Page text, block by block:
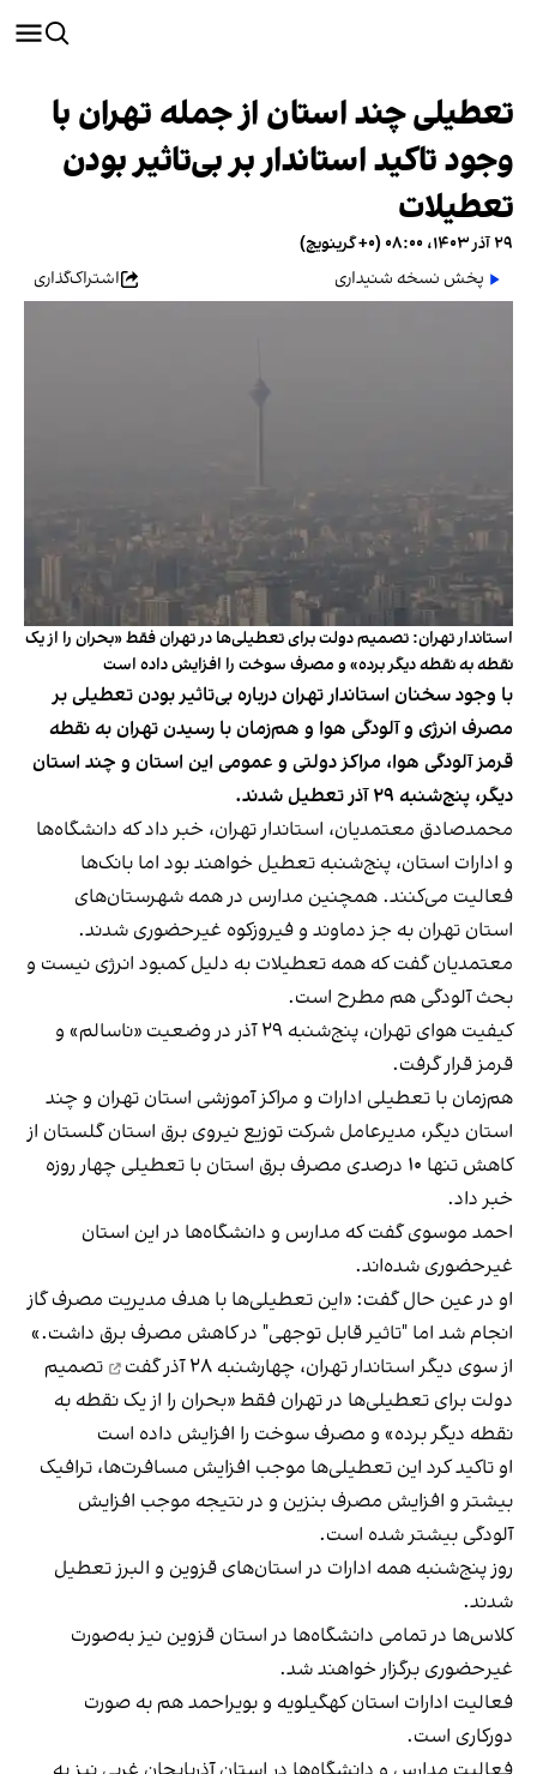
تعطیلی چند استان از جمله تهران با
وجود تاکید استاندار بر بی‌تاثیر بودن
تعطیلات
۲۹ آذر ۱۴۰۳، ۰۸:۰۰ (‎+۰ گرینویچ)
پخش نسخه شنیداری
اشتراک‌گذاری
استاندار تهران: تصمیم دولت برای تعطیلی‌ها در تهران فقط «بحران را از یک
نقطه به نقطه دیگر برده» و مصرف سوخت را افزایش داده است
با وجود سخنان استاندار تهران درباره بی‌تاثیر بودن تعطیلی بر
مصرف انرژی و آلودگی هوا و هم‌زمان با رسیدن تهران به نقطه
قرمز آلودگی هوا، مراکز دولتی و عمومی این استان و چند استان
دیگر، پنج‌شنبه ۲۹ آذر تعطیل شدند.
محمدصادق معتمدیان، استاندار تهران، خبر داد که دانشگاه‌ها
و ادارات استان، پنج‌شنبه تعطیل خواهند بود اما بانک‌ها
فعالیت می‌کنند. همچنین مدارس در همه شهرستان‌های
استان تهران به جز دماوند و فیروزکوه غیرحضوری شدند.
معتمدیان گفت که همه تعطیلات به دلیل کمبود انرژی نیست و
بحث آلودگی هم مطرح است.
کیفیت هوای تهران، پنج‌شنبه ۲۹ آذر در وضعیت «ناسالم» و
قرمز قرار گرفت.
هم‌زمان با تعطیلی ادارات و مراکز آموزشی استان تهران و چند
استان دیگر، مدیرعامل شرکت توزیع نیروی برق استان گلستان از
کاهش تنها ۱۰ درصدی مصرف برق استان با تعطیلی چهار روزه
خبر داد.
احمد موسوی گفت که مدارس و دانشگاه‌ها در این استان
غیرحضوری شده‌اند.
او در عین حال گفت: «این تعطیلی‌ها با هدف مدیریت مصرف گاز
انجام شد اما "تاثیر قابل‌ توجهی" در کاهش مصرف برق داشت.»
از سوی دیگر استاندار تهران، چهارشنبه ۲۸ آذر
گفت
تصمیم
دولت برای تعطیلی‌ها در تهران فقط «بحران را از یک نقطه به
نقطه دیگر برده» و مصرف سوخت را افزایش داده است
او تاکید کرد این تعطیلی‌ها موجب افزایش مسافرت‌ها، ترافیک
بیشتر و افزایش مصرف بنزین و در نتیجه موجب افزایش
آلودگی بیشتر شده است.
روز پنج‌شنبه همه ادارات در استان‌های قزوین و البرز تعطیل
شدند.
کلاس‌ها در تمامی دانشگاه‌ها در استان قزوین نیز به‌صورت
غیرحضوری برگزار خواهند شد.
فعالیت ادارات استان کهگیلویه و بویراحمد هم به صورت
دورکاری است.